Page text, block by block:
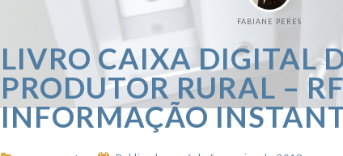
FABIANE PERES
LIVRO CAIXA DIGITAL
PRODUTOR RURAL –
INFORMAÇÃO